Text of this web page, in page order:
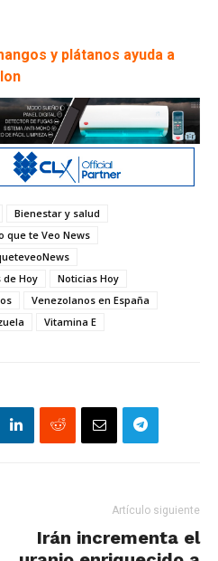
y plátanos ayuda a
Bienestar y salud
que te Veo News
de Hoy
Noticias Hoy
Venezolanos en España
Vitamina E
Artículo siguiente
Irán incrementa el